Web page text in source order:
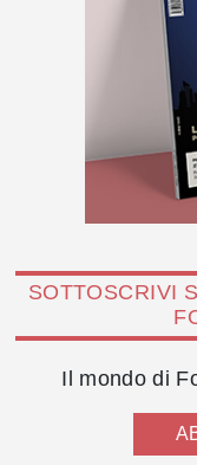
SOTTOSCRIVI
Il mondo di